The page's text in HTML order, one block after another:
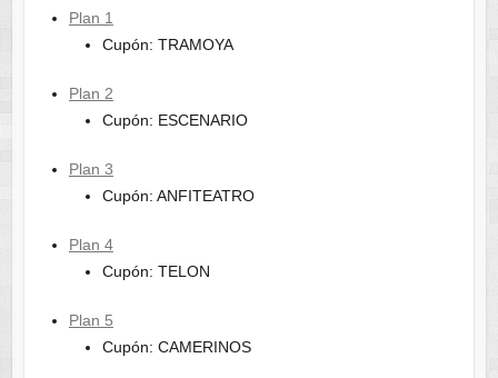
Plan 1
Cupón: TRAMOYA
Plan 2
Cupón: ESCENARIO
Plan 3
Cupón: ANFITEATRO
Plan 4
Cupón: TELON
Plan 5
Cupón: CAMERINOS